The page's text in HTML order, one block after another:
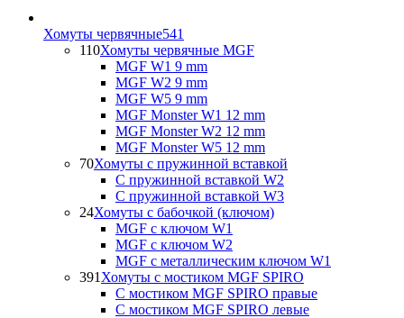
Хомуты червячные541
110Хомуты червячные MGF
MGF W1 9 mm
MGF W2 9 mm
MGF W5 9 mm
MGF Monster W1 12 mm
MGF Monster W2 12 mm
MGF Monster W5 12 mm
70Хомуты с пружинной вставкой
С пружинной вставкой W2
С пружинной вставкой W3
24Хомуты с бабочкой (ключом)
MGF с ключом W1
MGF с ключом W2
MGF с металлическим ключом W1
391 Хомуты с мостиком MGF SPIRO
С мостиком MGF SPIRO правые
С мостиком MGF SPIRO левые